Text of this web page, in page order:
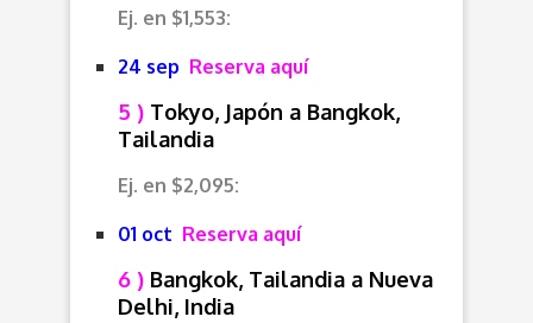
Ej. en $1,553:
24 sep Reserva aquí
5 ) Tokyo, Japón a Bangkok,
Tailandia
Ej. en $2,095:
01 oct Reserva aquí
6 ) Bangkok, Tailandia a Nueva
Delhi, India